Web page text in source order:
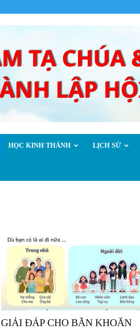
HỌC KINH THÁNH LỊCH SỬ
GIẢI ĐÁP CHO BĂN KHOĂN